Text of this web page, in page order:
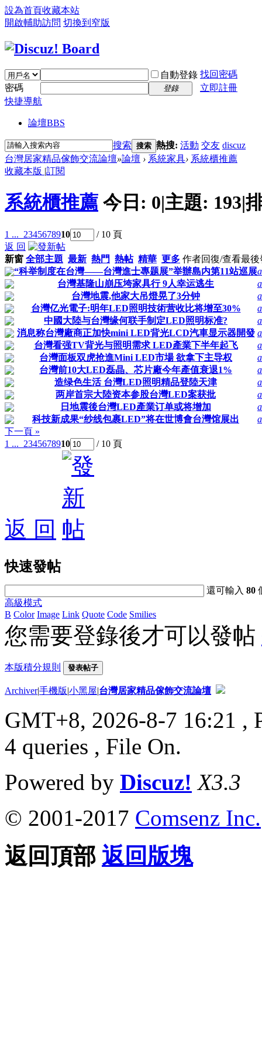
設為首頁收藏本站
開啟輔助訪問 切換到窄版
自動登錄 找回密碼
密碼
登錄
立即註冊
快捷導航
論壇BBS
搜索 搜索 熱搜: 活動 交友 discuz
台灣居家精品傢飾交流論壇»論壇 › 系統家具› 系統櫃推薦
收藏本版 |訂閱
系統櫃推薦 今日: 0|主題: 193|
1 ... 2345678910
/ 10 頁
返 回
新窗 全部主題 最新 熱門 熱帖 精華 更多 作者回復/查看最後
“科举制度在台灣——台灣進士專题展”举辦島内第11站巡展
台灣基隆山崩压垮家具行 9人幸运逃生
台灣地震,他家大吊燈晃了3分钟
台灣亿光電子:明年LED照明技術营收比将增至30%
中國大陸与台灣缘何联手制定LED照明标准?
消息称台灣廠商正加快mini LED背光LCD汽車显示器開發
台灣看强TV背光与照明需求 LED產業下半年起飞
台灣面板双虎抢進Mini LED市場 欲拿下主导权
台灣前10大LED磊晶、芯片廠今年產值衰退1%
造绿色生活 台灣LED照明精品登陸天津
两岸首宗大陸资本参股台灣LED案获批
日地震後台灣LED產業订单或将增加
科技新成果“纱线包裹LED”将在世博會台灣馆展出
下一頁 »
1 ... 2345678910 / 10 頁
返 回
快速發帖
還可輸入80
高級模式
B Color Image Link Quote Code Smilies
您需要登錄後才可以發帖
本版積分規則 發表帖子
Archiver|手機版|小黑屋|台灣居家精品傢飾交流論壇
GMT+8, 2026-8-7 16:21 ,
4 queries , File On.
Powered by Discuz! X3.3
© 2001-2017 Comsenz Inc.
返回頂部 返回版塊